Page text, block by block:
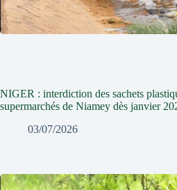
NIGER : interdiction des sachets
supermarchés de Niamey dès janvier
03/07/2026